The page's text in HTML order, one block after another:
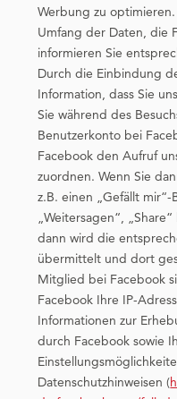
Werbung zu
Umfang der Daten, die
informieren Sie
Durch die Einbindung
Information, dass Sie
Sie während des
Benutzerkonto bei
Facebook den Aufruf
zuordnen. Wenn Sie
z.B. einen „Gefällt
„Weitersagen“,
dann wird die
übermittelt und dort
Mitglied bei Facebook
Facebook Ihre IP-
Informationen zur
durch Facebook sowie
Datenschutzhinweisen (